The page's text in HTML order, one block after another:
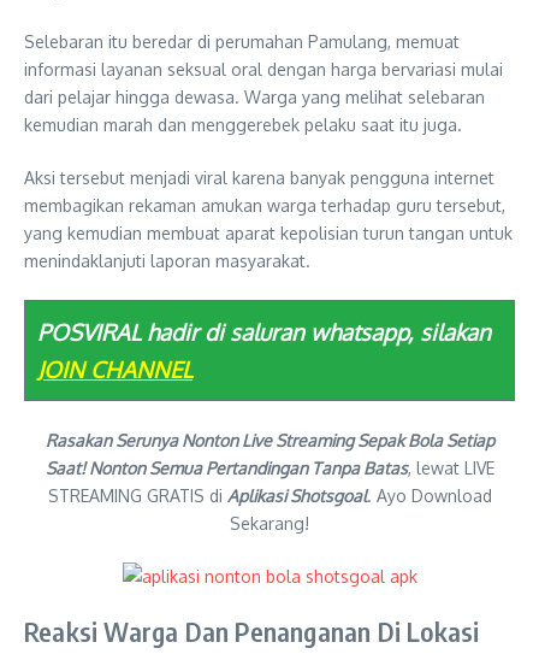
Selebaran itu beredar di perumahan Pamulang, memuat
informasi layanan seksual oral dengan harga bervariasi mulai
dari pelajar hingga dewasa. Warga yang melihat selebaran
kemudian marah dan menggerebek pelaku saat itu juga.
Aksi tersebut menjadi viral karena banyak pengguna internet
membagikan rekaman amukan warga terhadap guru tersebut,
yang kemudian membuat aparat kepolisian turun tangan untuk
menindaklanjuti laporan masyarakat.
POSVIRAL hadir di saluran whatsapp, silakan
JOIN CHANNEL
Rasakan Serunya Nonton Live Streaming Sepak Bola Setiap
Saat! Nonton Semua Pertandingan Tanpa Batas, lewat LIVE
STREAMING GRATIS di Aplikasi Shotsgoal. Ayo Download
Sekarang!
Reaksi Warga Dan Penanganan Di Lokasi